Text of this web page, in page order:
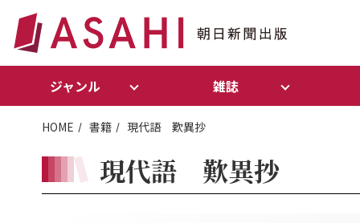
ジャンル 雑誌
HOME 書籍 現代語 歎異抄
現代語 歎異抄